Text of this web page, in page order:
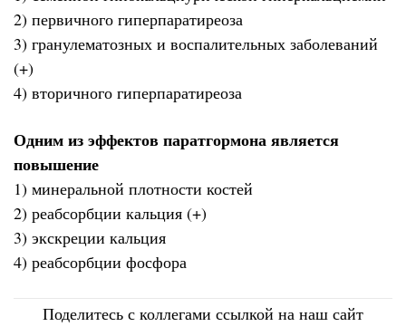
2) первичного гиперпаратиреоза
3) гранулематозных и воспалительных заболеваний
(+)
4) вторичного гиперпаратиреоза
Одним из эффектов паратгормона является
повышение
1) минеральной плотности костей
2) реабсорбции кальция (+)
3) экскреции кальция
4) реабсорбции фосфора
Поделитесь с коллегами ссылкой на наш сайт